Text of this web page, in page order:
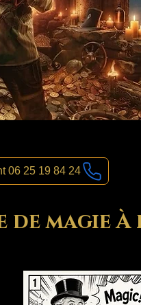
06 25 19 84 24
de magie